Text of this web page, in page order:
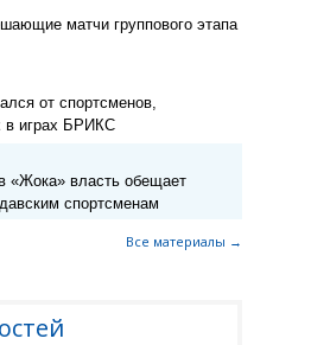
матчи группового этапа
от спортсменов,
в играх БРИКС
«Жока» власть обещает
спортсменам
Все материалы →